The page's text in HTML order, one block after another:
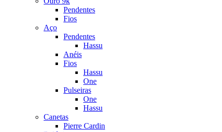
Pendentes
Fios
Aço
Pendentes
Hassu
Anéis
Fios
Hassu
One
Pulseiras
One
Hassu
Canetas
Pierre Cardin